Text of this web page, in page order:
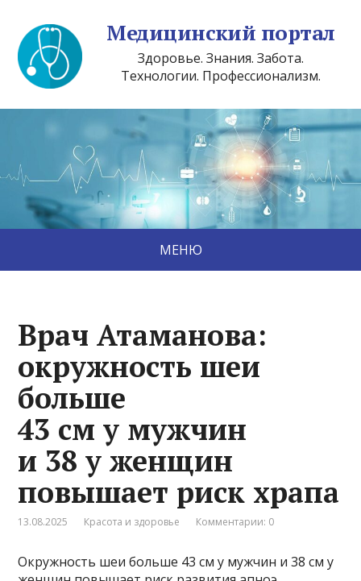
Медицинский портал
Здоровье. Знания. Забота.
Технологии. Профессионализм.
МЕНЮ
Врач Атаманова:
окружность шеи
больше
43 см у мужчин
и 38 у женщин
повышает риск храпа
13.08.2025 Красота и здоровье Комментарии: 0
Окружность шеи больше 43 см у мужчин и 38 см у